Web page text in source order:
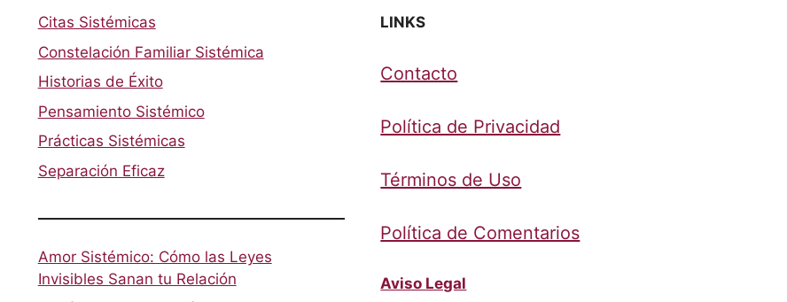
Citas Sistémicas
Constelación Familiar Sistémica
Historias de Éxito
Pensamiento Sistémico
Prácticas Sistémicas
Separación Eficaz
Amor Sistémico: Cómo las Leyes
Invisibles Sanan tu Relación
LINKS
Contacto
Política de Privacidad
Términos de Uso
Política de Comentarios
Aviso Legal